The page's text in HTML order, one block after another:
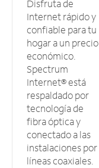
Disfruta de
Internet rápido y
confiable para tu
hogar a un precio
económico.
Spectrum
Internet® está
respaldado por
tecnología de
fibra óptica y
conectado a las
instalaciones por
líneas coaxiales.